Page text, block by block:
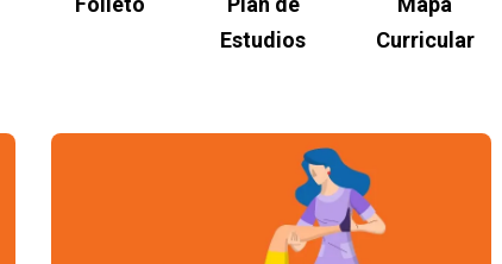
Estudios
Curricular